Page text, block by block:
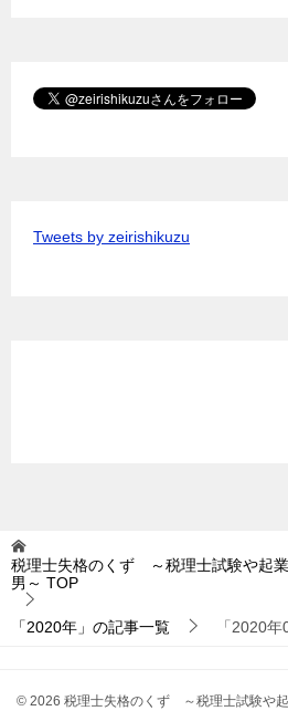
Tweets by zeirishikuzu
税理士失格のくず ～税理士試験や起
男～ TOP
「2020年」の記事一覧 「2020
© 2026 税理士失格のくず ～税理士試験や